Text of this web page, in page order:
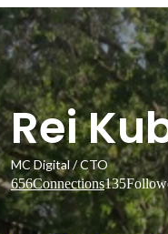
Rei
MC Digital / CTO
656Connections135